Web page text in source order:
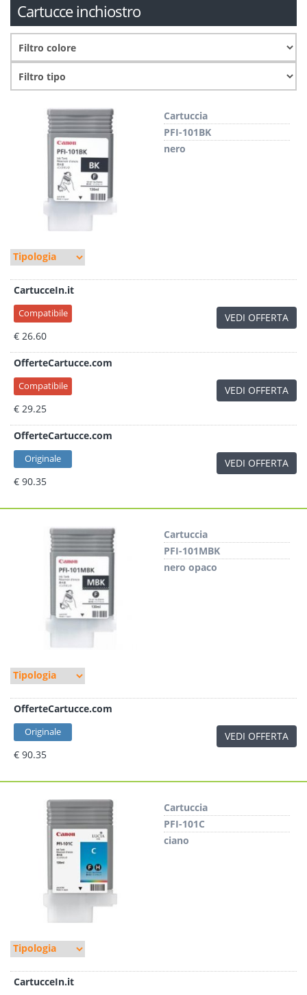
Cartucce inchiostro
Cartuccia
PFI-101BK
nero
CartucceIn.it
Compatibile
€ 26.60
VEDI OFFERTA
OfferteCartucce.com
Compatibile
€ 29.25
VEDI OFFERTA
OfferteCartucce.com
Originale
€ 90.35
VEDI OFFERTA
Cartuccia
PFI-101MBK
nero opaco
OfferteCartucce.com
Originale
€ 90.35
VEDI OFFERTA
Cartuccia
PFI-101C
ciano
CartucceIn.it